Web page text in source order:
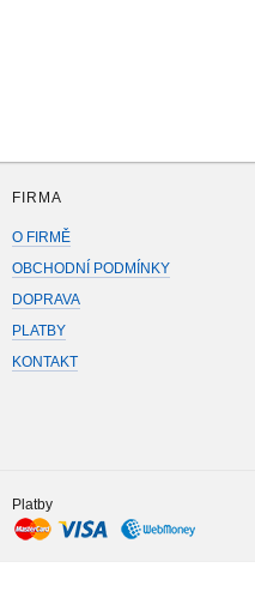
FIRMA
O FIRMĚ
OBCHODNÍ PODMÍNKY
DOPRAVA
PLATBY
KONTAKT
Platby